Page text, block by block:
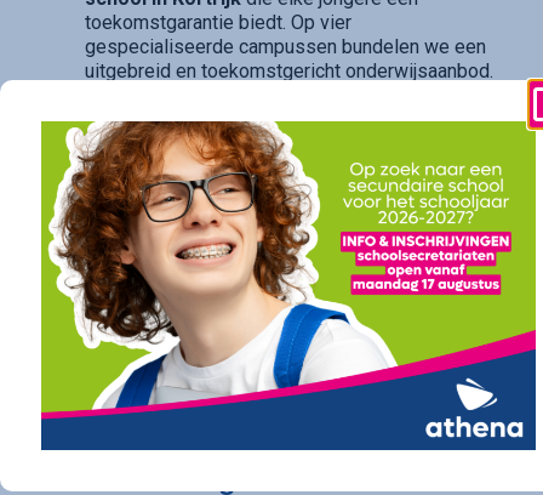
toekomstgarantie biedt. Op vier
gespecialiseerde campussen bundelen we een
uitgebreid en toekomstgericht onderwijsaanbod.
Of je nu droomt van verder studeren in
hogeschool of universiteit (onze
doorstroomfinaliteit/ ASO) of direct een
succesvolle carrière ambieert (onze
arbeidsfinaliteit / BSO), bij athena vind je een
traject op maat. Ook voor diegenen die daarin hun
opties openhouden, bieden onze studierichtingen
met dubbele finaliteit(TSO) de perfecte balans.
athena is de kwalitatieve school die een
diploma, eensuccesvolle opleidingen een
gegarandeerde toekomstbelooft.
vandaag nog jouw perfecte pad bij athena.